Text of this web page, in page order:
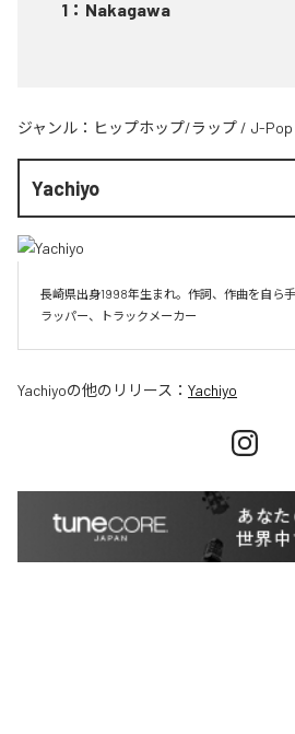
1 ： Nakagawa
ジャンル： ヒップホップ/ラップ / J-Pop
Yachiyo
長崎県出身1998年生まれ。作詞、作曲を自ら手
Yachiyoの他のリリース： Yachiyo